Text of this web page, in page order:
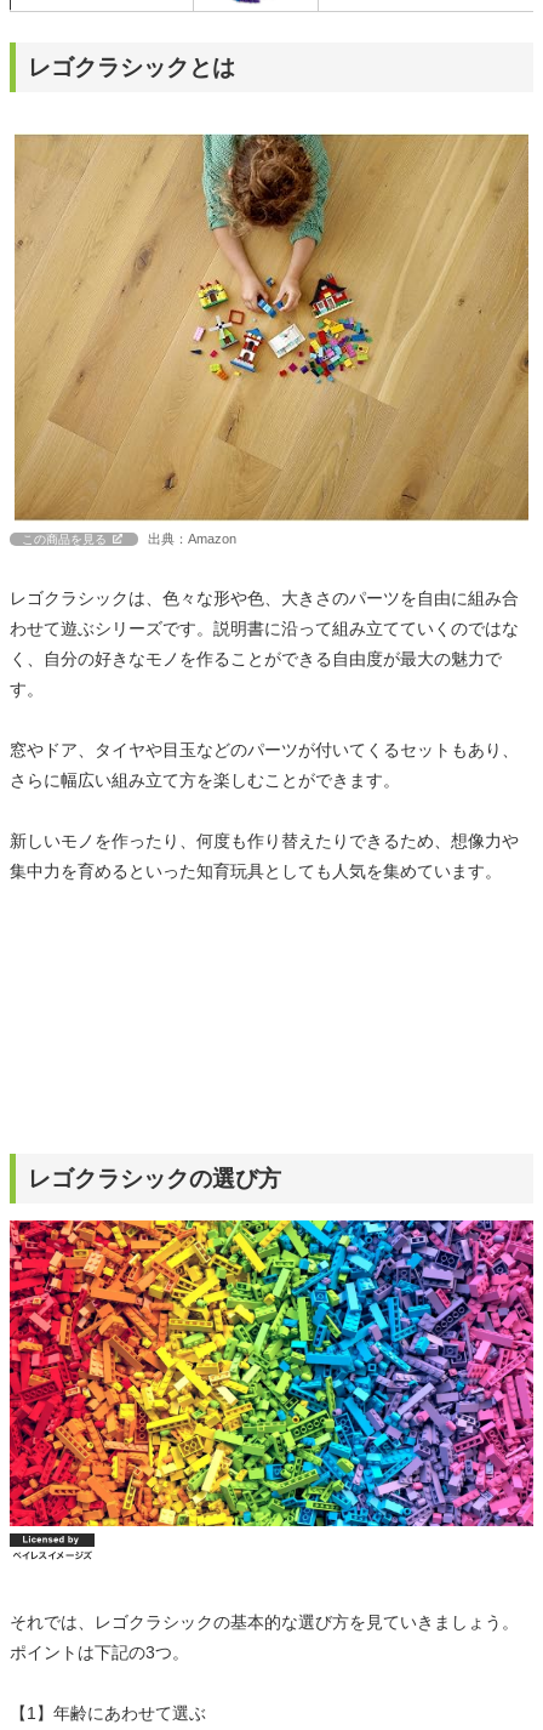
レゴクラシックとは
この商品を見る 出典：Amazon
レゴクラシックは、色々な形や色、大きさのパーツを自由に組み合
わせて遊ぶシリーズです。説明書に沿って組み立てていくのではな
く、自分の好きなモノを作ることができる自由度が最大の魅力で
す。
窓やドア、タイヤや目玉などのパーツが付いてくるセットもあり、
さらに幅広い組み立て方を楽しむことができます。
新しいモノを作ったり、何度も作り替えたりできるため、想像力や
集中力を育めるといった知育玩具としても人気を集めています。
レゴクラシックの選び方
それでは、レゴクラシックの基本的な選び方を見ていきましょう。
ポイントは下記の3つ。
【1】年齢にあわせて選ぶ